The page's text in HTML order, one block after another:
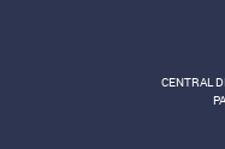
CENTRAL